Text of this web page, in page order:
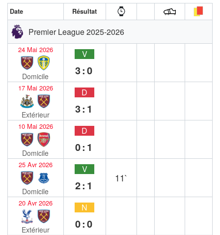
Date Résultat
Premier League 2025-2026
24 Mai 2026
Domicile
V
3:0
17 Mai 2026
Extérieur
D
3:1
10 Mai 2026
Domicile
D
0:1
25 Avr 2026
Domicile
V
2:1
11`
20 Avr 2026
Extérieur
N
0:0